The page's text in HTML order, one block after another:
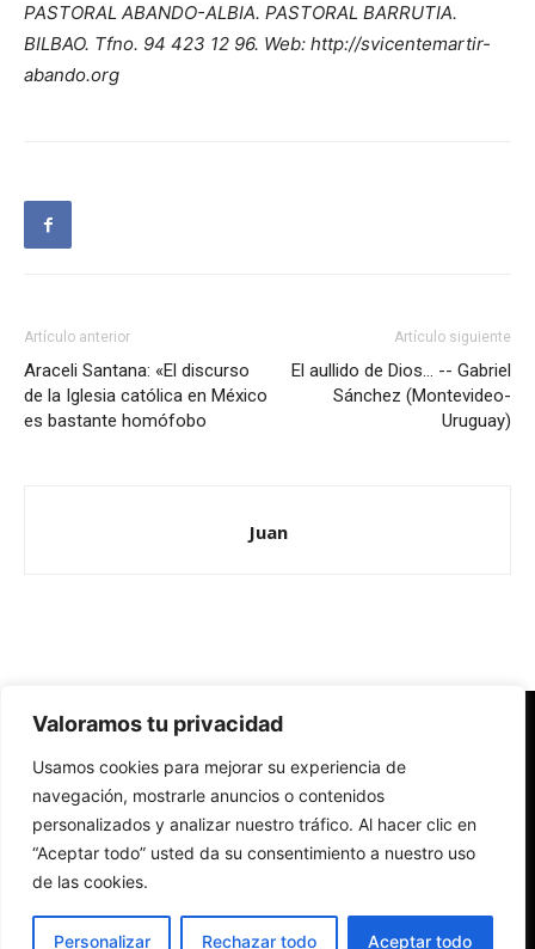
Valoramos tu privacidad
Usamos cookies para mejorar su experiencia de
navegación, mostrarle anuncios o contenidos
personalizados y analizar nuestro tráfico. Al hacer clic en
“Aceptar todo” usted da su consentimiento a nuestro uso
de las cookies.
Personalizar Rechazar todo Aceptar todo
PASTORAL ABANDO-ALBIA. PASTORAL BARRUTIA.
BILBAO. Tfno. 94 423 12 96. Web: http://svicentemartir-
abando.org
Artículo anterior
Araceli Santana: «El discurso
de la Iglesia católica en México
es bastante homófobo
Artículo siguiente
El aullido de Dios… -- Gabriel
Sánchez (Montevideo-
Uruguay)
Juan
Redes Cristianas
Una mirada alternativa sobre la Iglesia católica y la sociedad
- Colectivos de Redes Cristianas